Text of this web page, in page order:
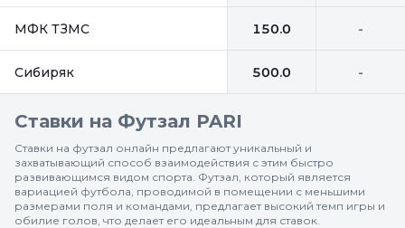
МФК ТЗМС 150.0 -
Сибиряк 500.0 -
Ставки на Футзал PARI
Ставки на футзал онлайн предлагают уникальный и
захватывающий способ взаимодействия с этим быстро
развивающимся видом спорта. Футзал, который является
вариацией футбола, проводимой в помещении с меньшими
размерами поля и командами, предлагает высокий темп игры и
обилие голов, что делает его идеальным для ставок.